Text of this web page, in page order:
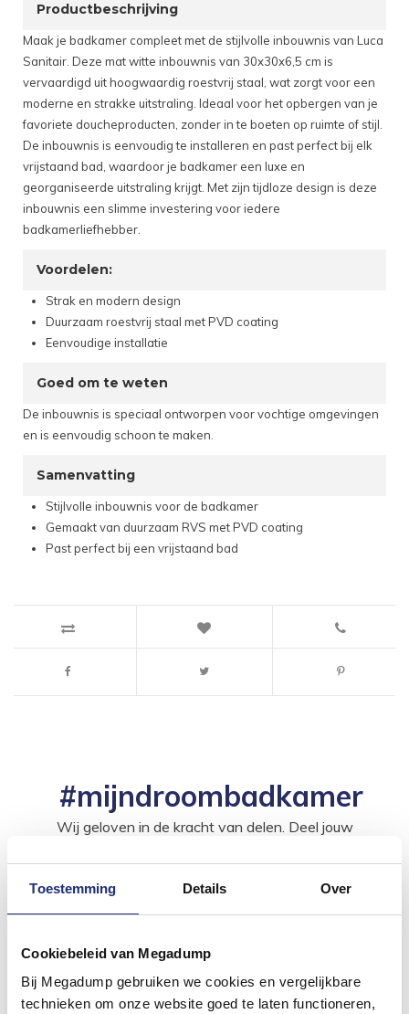
Toestemming Details Over
Cookiebeleid van Megadump
Bij Megadump gebruiken we cookies en vergelijkbare
technieken om onze website goed te laten functioneren,
Productbeschrijving
Maak je badkamer compleet met de stijlvolle inbouwnis van Luca
Sanitair. Deze mat witte inbouwnis van 30x30x6,5 cm is
vervaardigd uit hoogwaardig roestvrij staal, wat zorgt voor een
moderne en strakke uitstraling. Ideaal voor het opbergen van je
favoriete doucheproducten, zonder in te boeten op ruimte of stijl.
De inbouwnis is eenvoudig te installeren en past perfect bij elk
vrijstaand bad, waardoor je badkamer een luxe en
georganiseerde uitstraling krijgt. Met zijn tijdloze design is deze
inbouwnis een slimme investering voor iedere
badkamerliefhebber.
Voordelen:
Strak en modern design
Duurzaam roestvrij staal met PVD coating
Eenvoudige installatie
Goed om te weten
De inbouwnis is speciaal ontworpen voor vochtige omgevingen
en is eenvoudig schoon te maken.
Samenvatting
Stijlvolle inbouwnis voor de badkamer
Gemaakt van duurzaam RVS met PVD coating
Past perfect bij een vrijstaand bad
#mijndroombadkamer
Wij geloven in de kracht van delen. Deel jouw
badkamerstijlen. Doe je mee?